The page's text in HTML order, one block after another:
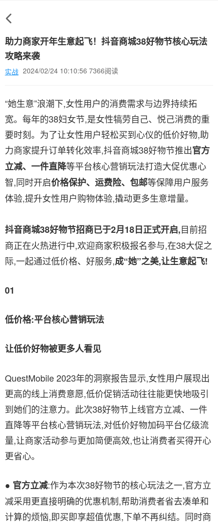
助力商家开年生意起飞！抖音商城38好物节核心玩法
攻略来袭
实战 2024/02/24 10:10:56 7366阅读
“她生意”浪潮下,女性用户的消费需求与边界持续拓
宽。每年的38妇女节,是女性犒劳自己、悦己消费的重
要时刻。为了让女性用户轻松买到心仪的低价好物,助
力商家提升订单转化效率,抖音商城38好物节推出官方
立减、一件直降等平台核心营销玩法打造大促优惠心
智,同时开启价格保护、运费险、包邮等保障用户服务
体验,提升女性用户购物体验,撬动更多生意增量。
抖音商城38好物节招商已于2月18日正式开启,目前招
商正在火热进行中,欢迎商家积极报名参与,在38大促之
际,一起通过低价格、好服务,成“她”之美,让生意起飞!
01
低价格:平台核心营销玩法
让低价好物被更多人看见
QuestMobile 2023年的洞察报告显示,女性用户展现出
更高的线上消费意愿,低价促销活动往往能更快地吸引
到她们的注意力。此次38好物节上线官方立减、一件
直降等平台核心营销玩法,对低价好物加码平台亿级流
量,让商家活动参与更加简便高效,也让消费者买得开心
更省心。
● 官方立减:作为本次38好物节的核心玩法之一,官方立
减采用更直接明确的优惠机制,帮助消费者省去凑单和
计算的烦恼,即买即享超值优惠,下单不再纠结。同时商